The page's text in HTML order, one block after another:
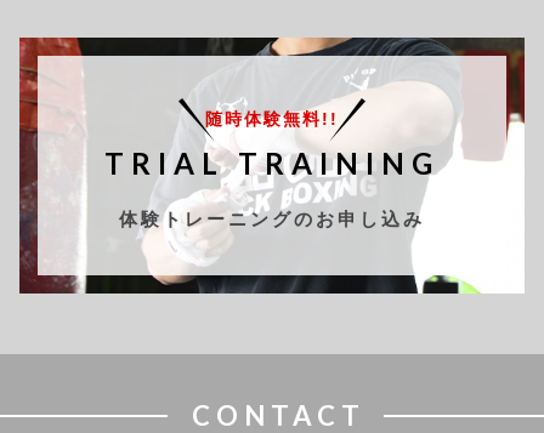
随時体験無料!!
TRIAL TRAINING
体験トレーニングのお申し込み
CONTACT